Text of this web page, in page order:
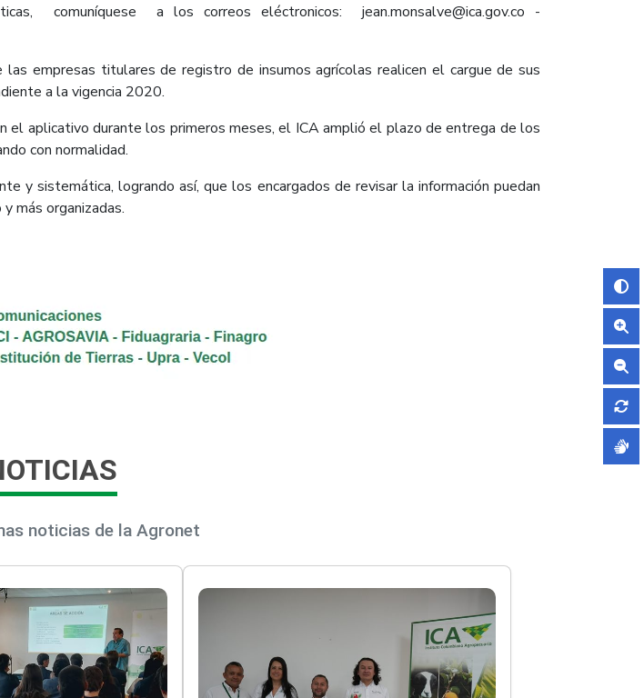
comuníquese a los correos eléctronicos: jean.monsalve@ica.gov.co -
empresas titulares de registro de insumos agrícolas realicen el cargue de sus
a la vigencia 2020.
el aplicativo durante los primeros meses, el ICA amplió el plazo de entrega de los
con normalidad.
y sistemática, logrando así, que los encargados de revisar la información puedan
más organizadas.
noticias de la Agronet